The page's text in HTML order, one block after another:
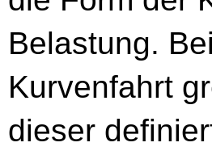
Belastung.
Kurvenfahrt
dieser